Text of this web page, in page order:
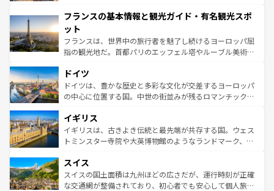
ませてくれるイタリアで、忘れられない旅をしてみよう！
なお、新着のイタリア情報は
しい。
文化が根付くこの国では、情熱的なフラメンコ、熱気あふ
れる闘牛、そして美味しいタパスが生活の一部となってい
る。首都マドリードの洗練された雰囲気や、バルセロナの
アートに溢れた街角から、地方では古代ローマ遺跡や中世
せる。地方によって風土や気候が異なるスペインはその個
性で訪れる人を魅了する。 なお、新着のスペイン情報は コ
ンテンツ一覧を参照してほしい。
フランスの基本情報と観光ガイド・有名観光スポ
ット
フランスは、世界中の旅行者を魅了し続けるヨーロッパ屈
指の観光地だ。首都パリのエッフェル塔やルーブル美術館
で、幅広い魅力が詰まっている。華麗な宮殿、歴史的な大
聖堂、美しいビーチ、そして豊かな自然が、訪れる者を心
から魅了する。また、フランスは美食の国としても知ら
いる。シャンパンの発祥地であるランス、プロヴァンスの
香り高いラベンダー畑など、多彩な楽しみ方が可能だ。さ
らに、パリ以外の地域にも魅力が溢れており、どの街角に
れる地方に足を運ぶとそれぞれで全く異なる文化を体験で
きるだろう。 なお、新着のフランス情報はコンテンツ一覧
を参照してほしい。
ドイツ
ドイツは、豊かな歴史と多彩な文化が交差するヨーロッパ
の中心に位置する国。中世の街並みが残るロマンチック街
顔を持つこの国は、どこを歩いても飽きることがない。ベ
ルリンの文化的活気、バイエルン州のアルプスの絶景、そ
してライン川沿いのワイン畑といった風景は必見。ビール
は、お酒好きな人にはぜひ体験してほしい。 なお、新着の
ドイツ情報はコンテンツ一覧を参照してほしい。
イギリス
イギリスは、古きよき伝統と最先端が共存する国。ウェス
トミンスター寺院や大英博物館のようなランドマーク、歴
リアごとに異なる魅力がある。また、優雅なアフタヌーン
ティー、ビール好きにはたまらない英国パブ、サッカー観
戦など、本場だからこそできる体験も豊富。イギリスを旅
スイス
スイスの国土面積は九州ほどの広さだが、運行時刻が正確
な交通網が整備されており、初心者でも安心して個人旅行